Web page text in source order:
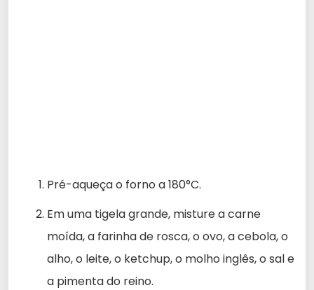
Pré-aqueça o forno a 180°C.
Em uma tigela grande, misture a carne
moída, a farinha de rosca, o ovo, a cebola, o
alho, o leite, o ketchup, o molho inglês, o sal e
a pimenta do reino.